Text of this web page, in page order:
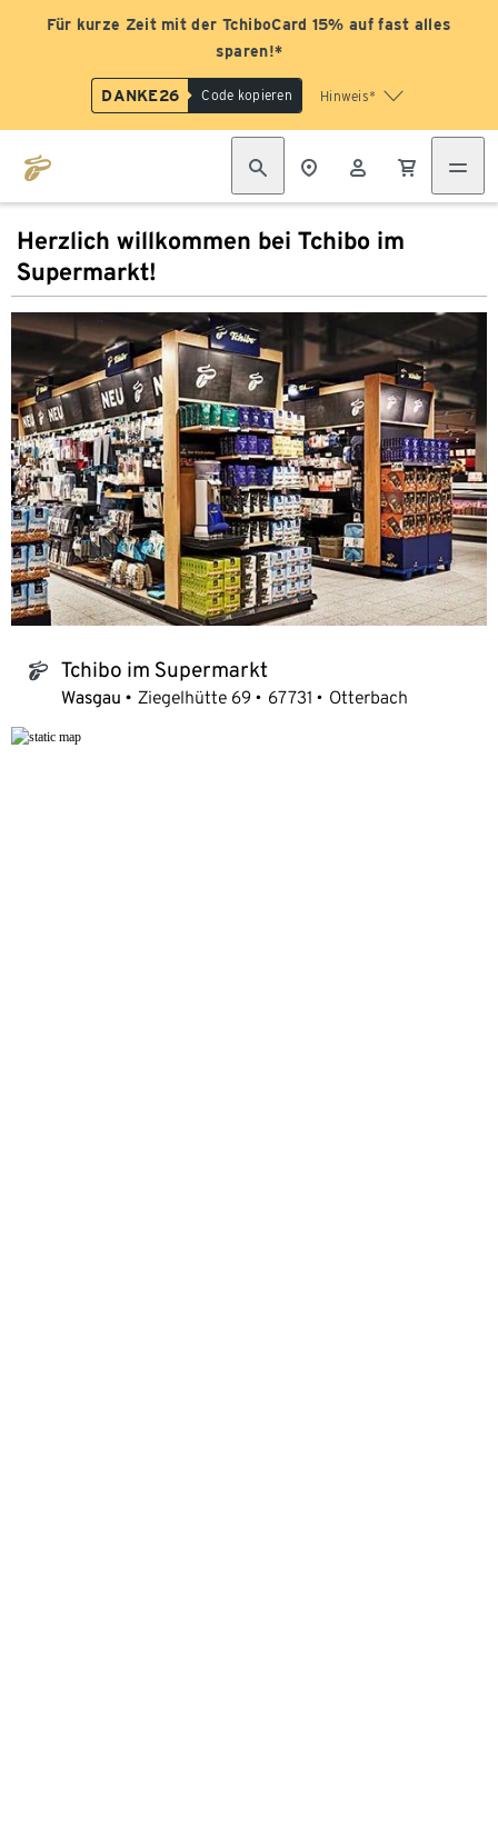
Für kurze Zeit mit der TchiboCard 15% auf fast alles
sparen!*
DANKE26 Code kopieren Hinweis*
Herzlich willkommen bei Tchibo im
Supermarkt!
tchibo_logo Tchibo im Supermarkt
Wasgau Ziegelhütte 69 67731 Otterbach